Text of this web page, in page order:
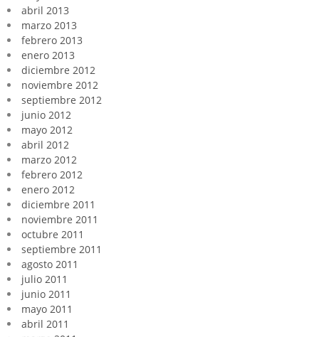
abril 2013
marzo 2013
febrero 2013
enero 2013
diciembre 2012
noviembre 2012
septiembre 2012
junio 2012
mayo 2012
abril 2012
marzo 2012
febrero 2012
enero 2012
diciembre 2011
noviembre 2011
octubre 2011
septiembre 2011
agosto 2011
julio 2011
junio 2011
mayo 2011
abril 2011